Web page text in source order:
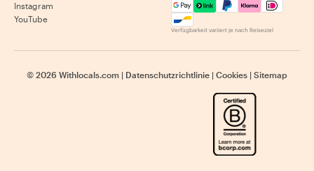
Instagram
YouTube
Verfügbarkeit variiert je nach Reiseziel
© 2026 Withlocals.com | Datenschutzrichtlinie | Cookies | Sitemap